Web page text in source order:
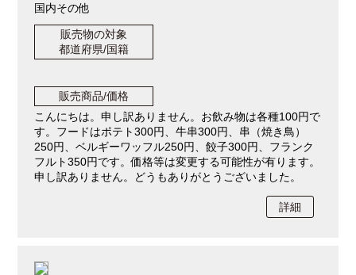
国内その他
販売物の対象
都道府県/国籍
販売商品/価格
こんにちは。申し訳ありません。お飲み物は各種100円で
す。フードはポテト300円、牛串300円、串（焼き鳥）
250円、ベルギーワッフル250円、餃子300円、フランク
フルト350円です。価格等は変更する可能性が有ります。
申し訳ありません。どうもありがとうございました。
詳細